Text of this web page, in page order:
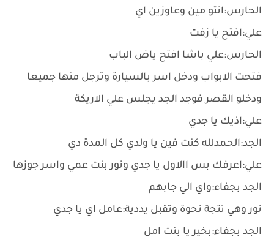
الحارس:انتو مين وعاوزين اي
علي:افتح يا زفت
الحارس:علي باشا افتح ياض الباب
فتحت الابواب ودخل اسر بالسيارة وترجل منها جميعا
ودخلو القصر فوجد الجد يجلس علي الاريكة
علي:اذيك يا جدي
الجد:الحمدلله كنت فين يا ولدي كل المدة دي
علي:اعرفك بس االاول يا جدي ونور بنت عمي واسر جوزها
الجد بجفاء:واي الي جابهم
نور وهي تتجة نحوة وتقبل يددية:عامل اي يا جدي
الجد بجفاء:بخير يا بنت امل